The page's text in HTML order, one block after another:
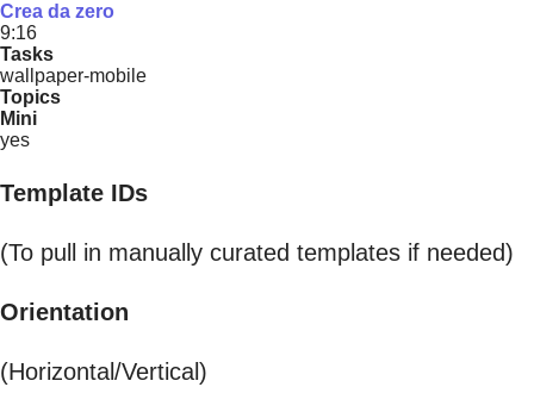
Crea da zero
9:16
Tasks
wallpaper-mobile
Topics
Mini
yes
Template IDs
(To pull in manually curated templates if needed)
Orientation
(Horizontal/Vertical)